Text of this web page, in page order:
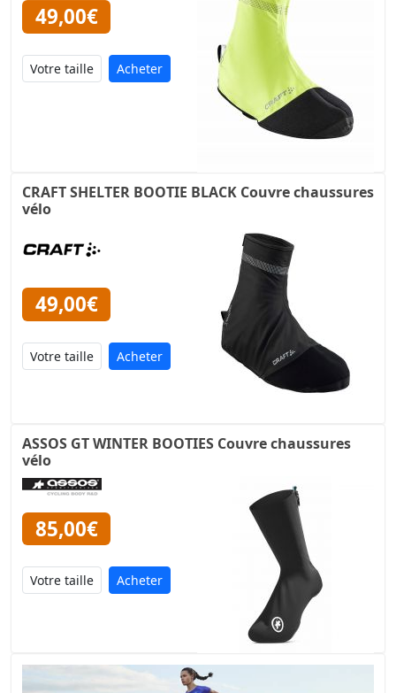
49,00€
Acheter
CRAFT SHELTER BOOTIE BLACK Couvre chaussures
vélo
49,00€
Acheter
ASSOS GT WINTER BOOTIES Couvre chaussures
vélo
85,00€
Acheter